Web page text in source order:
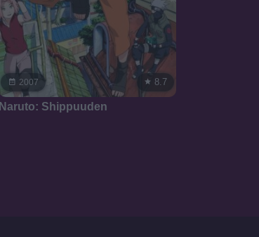
2007 8.7
Naruto: Shippuuden